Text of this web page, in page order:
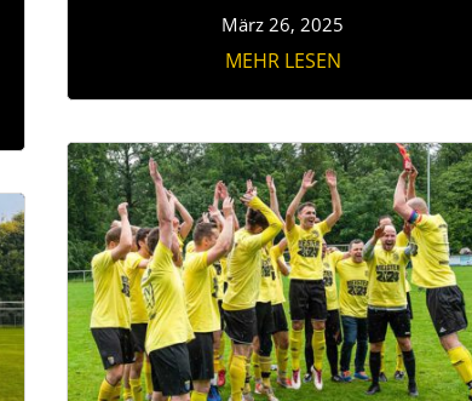
März 26, 2025
MEHR LESEN